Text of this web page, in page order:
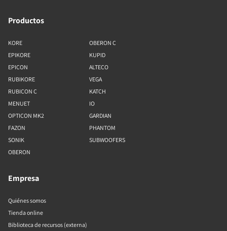
Productos
KORE
EPIKORE
EPICON
RUBIKORE
RUBICON C
MENUET
OPTICON MK2
FAZON
SONIK
OBERON
OBERON C
KUPID
ALTECO
VEGA
KATCH
IO
GARDIAN
PHANTOM
SUBWOOFERS
Empresa
Quiénes somos
Tienda online
Biblioteca de recursos (externa)